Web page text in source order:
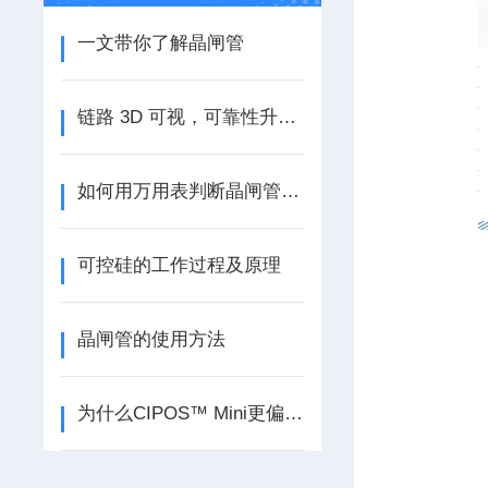
一文带你了解晶闸管
链路 3D 可视，可靠性升级！伊顿电源 Power Cube 电力模块“智慧管家”
如何用万用表判断晶闸管电极？
可控硅的工作过程及原理
晶闸管的使用方法
为什么CIPOS™ Mini更偏向于使用IGBT芯片，而非Si MOSFET？